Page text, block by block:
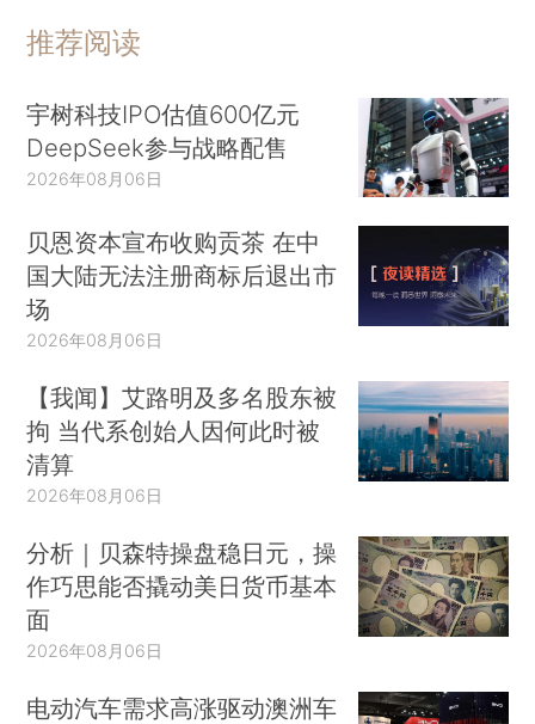
推荐阅读
宇树科技IPO估值600亿元
DeepSeek参与战略配售
2026年08月06日
贝恩资本宣布收购贡茶 在中
国大陆无法注册商标后退出市
场
2026年08月06日
【我闻】艾路明及多名股东被
拘 当代系创始人因何此时被
清算
2026年08月06日
分析｜贝森特操盘稳日元，操
作巧思能否撬动美日货币基本
面
2026年08月06日
电动汽车需求高涨驱动澳洲车